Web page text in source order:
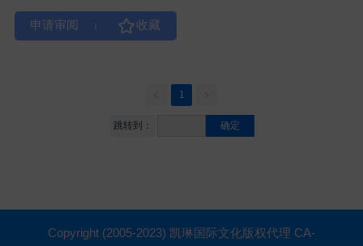
1
跳转到： 确定
Copyright (2005-2023) 凯琳国际文化版权代理 CA-